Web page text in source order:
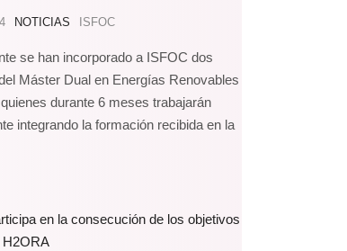
NOTICIAS ISFOC
se han incorporado a ISFOC dos
Máster Dual en Energías Renovables
durante 6 meses trabajarán
integrando la formación recibida en la